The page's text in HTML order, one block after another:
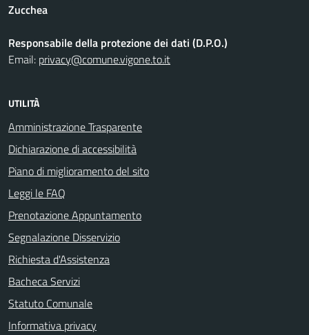
Zucchea
Responsabile della protezione dei dati (D.P.O.)
Email: privacy@comune.vigone.to.it
UTILITÀ
Amministrazione Trasparente
Dichiarazione di accessibilità
Piano di miglioramento del sito
Leggi le FAQ
Prenotazione Appuntamento
Segnalazione Disservizio
Richiesta d'Assistenza
Bacheca Servizi
Statuto Comunale
Informativa privacy